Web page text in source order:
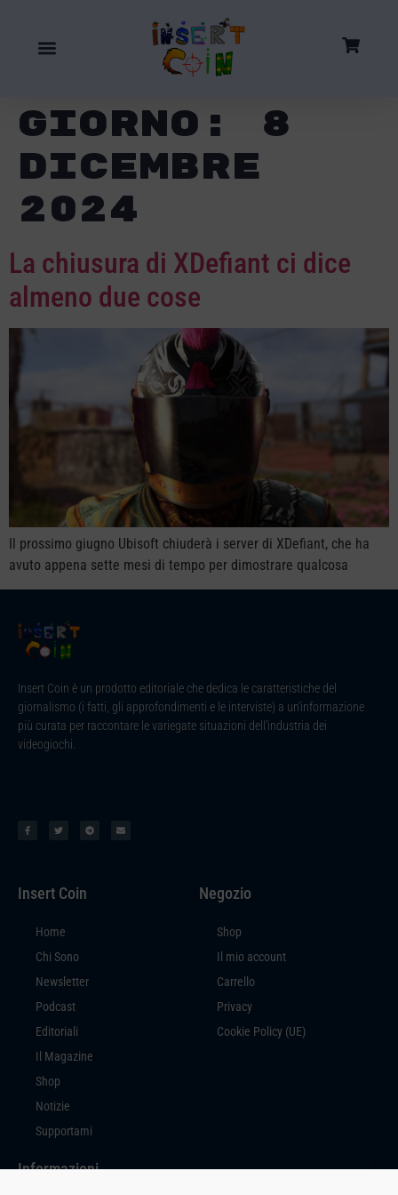
Giorno: 8
Dicembre
2024
La chiusura di XDefiant ci dice
almeno due cose
Il prossimo giugno Ubisoft chiuderà i server di XDefiant, che ha
avuto appena sette mesi di tempo per dimostrare qualcosa
Insert Coin è un prodotto editoriale che dedica le caratteristiche del
giornalismo (i fatti, gli approfondimenti e le interviste) a un’informazione
più curata per raccontare le variegate situazioni dell’industria dei
videogiochi.
Insert Coin
Home
Chi Sono
Newsletter
Podcast
Editoriali
Il Magazine
Shop
Notizie
Supportami
Negozio
Shop
Il mio account
Carrello
Privacy
Cookie Policy (UE)
Informazioni